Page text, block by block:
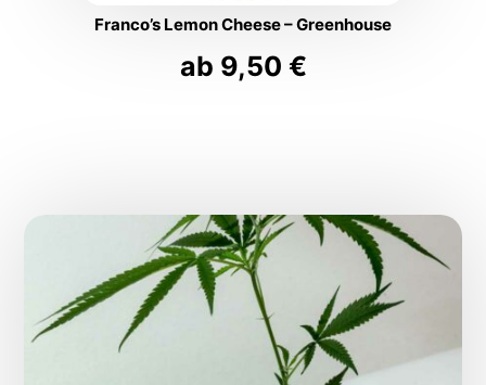
Franco’s Lemon Cheese – Greenhouse
ab 9,50 €